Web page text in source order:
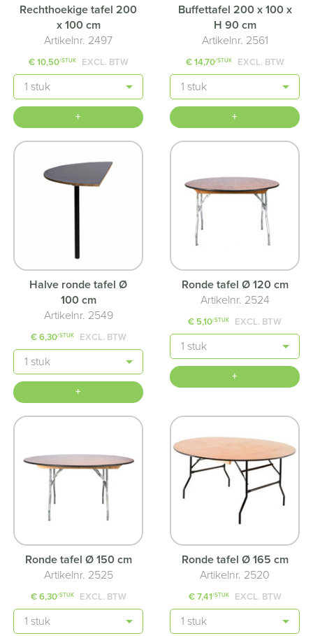
Rechthoekige tafel 200
x 100 cm
Artikelnr. 2497
€ 10,50/STUK EXCL. BTW
Aantal
+
Buffettafel 200 x 100 x
H 90 cm
Artikelnr. 2561
€ 14,70/STUK EXCL. BTW
Aantal
+
Halve ronde tafel Ø
100 cm
Artikelnr. 2549
€ 6,30/STUK EXCL. BTW
Aantal
+
Ronde tafel Ø 120 cm
Artikelnr. 2524
€ 5,10/STUK EXCL. BTW
Aantal
+
Ronde tafel Ø 150 cm
Artikelnr. 2525
€ 6,30/STUK EXCL. BTW
Aantal
Ronde tafel Ø 165 cm
Artikelnr. 2520
€ 7,41/STUK EXCL. BTW
Aantal